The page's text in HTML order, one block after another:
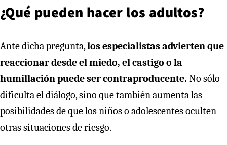
¿Qué pueden hacer los adultos?
Ante dicha pregunta,los especialistas advierten que
reaccionar desde el miedo, el castigo o la
humillación puede ser contraproducente. No sólo
dificulta el diálogo, sino que también aumenta las
posibilidades de que los niños o adolescentes oculten
otras situaciones de riesgo.